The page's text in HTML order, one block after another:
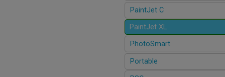
PaintJet C
PaintJet XL
PhotoSmart
Portable